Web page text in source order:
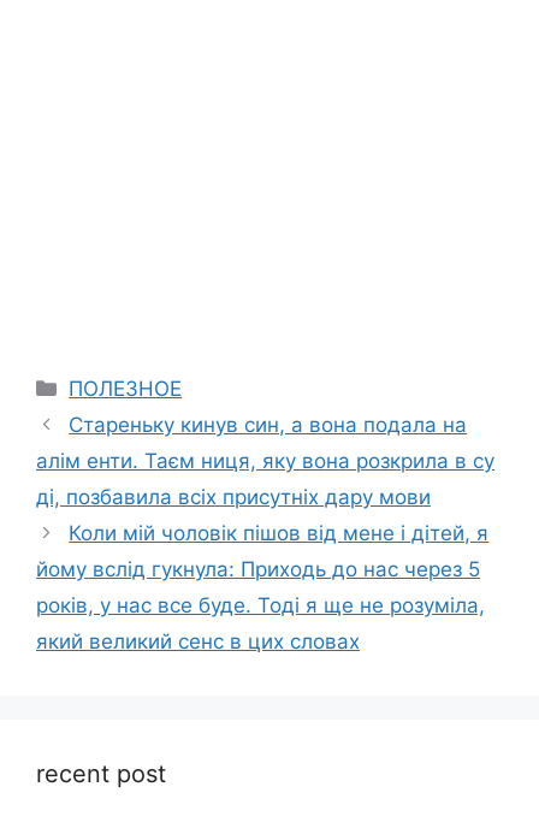
Categories
ПОЛЕЗНОЕ
Стареньку кинув син, а вона подала на
алім енти. Таєм ниця, яку вона розкрила в су
ді, позбавила всіх присутніх дару мови
Коли мій чоловік пішов від мене і дітей, я
йому вслід гукнула: Приходь до нас через 5
років, у нас все буде. Тоді я ще не розуміла,
який великий сенс в цих словах
recent post